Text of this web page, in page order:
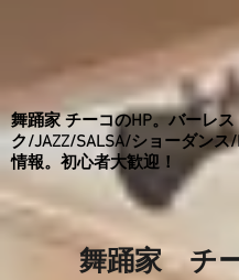
舞踊家 チーコのHP。バーレス
ク/JAZZ/SALSA/ショーダンス/
情報。初心者大歓迎！
舞踊家 チ